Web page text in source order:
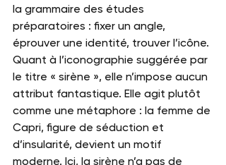
la grammaire des études
préparatoires : fixer un angle,
éprouver une identité, trouver l’icône.
Quant à l’iconographie suggérée par
le titre « sirène », elle n’impose aucun
attribut fantastique. Elle agit plutôt
comme une métaphore : la femme de
Capri, figure de séduction et
d’insularité, devient un motif
moderne. Ici, la sirène n’a pas de